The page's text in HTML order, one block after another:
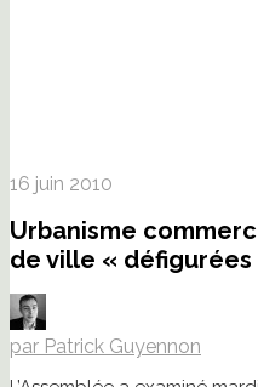
16 juin 2010
Urbanisme
de ville « défigurées
par Patrick Guyennon